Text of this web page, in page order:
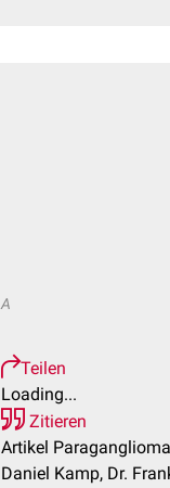
A
Teilen
Loading...
Zitieren
Artikel
Daniel Kamp, Dr.